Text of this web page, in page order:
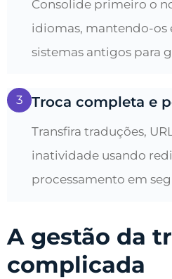
Consolide primeiro o
idiomas, mantendo-os
sistemas antigos para
3 Troca completa e
Transfira traduções,
inatividade usando
processamento em
A gestão da
complicada